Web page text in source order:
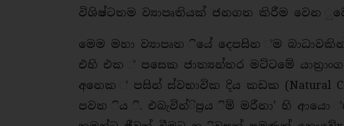
විශිෂ්ටතම ව්‍යාපෘතියක් ජනගත කිරීම වෙන
මෙම මහා ව්‍යාපෘත ියේ දෙපසින ්ම
එහි එක ් පසෙක ජාත්‍යන්තර මට්ටමේ
අනෙක ් පසින් ස්වභාවික දිය කඩක
පවත ිය ි. එබැවින්ිප්‍රය ිම් මරීනා’ හි